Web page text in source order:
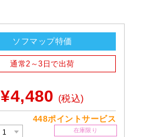
ソフマップ特価
通常2～3日で出荷
¥4,480 (税込)
448ポイントサービス
在庫限り